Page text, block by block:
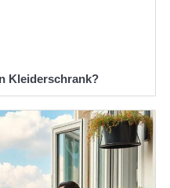
Kleiderschrank?